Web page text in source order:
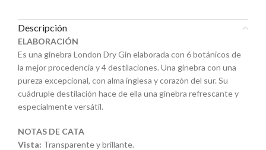
Descripción
ELABORACIÓN
Es una ginebra London Dry Gin elaborada con 6 botánicos de
la mejor procedencia y 4 destilaciones. Una ginebra con una
pureza excepcional, con alma inglesa y corazón del sur. Su
cuádruple destilación hace de ella una ginebra refrescante y
especialmente versátil.
NOTAS DE CATA
Vista: Transparente y brillante.